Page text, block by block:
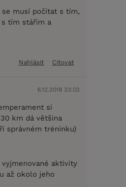
se musí počítat s tím,
tím stářím a
Nahlásit Citovat
6.12.2018 23:02
si
km dá většina
správném tréninku)
aktivity
až okolo jeho